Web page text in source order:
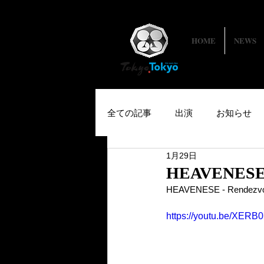
HOME NEWS
全ての記事 出演 お知らせ
1月29日
HEAVENESE -
https://youtu.be/